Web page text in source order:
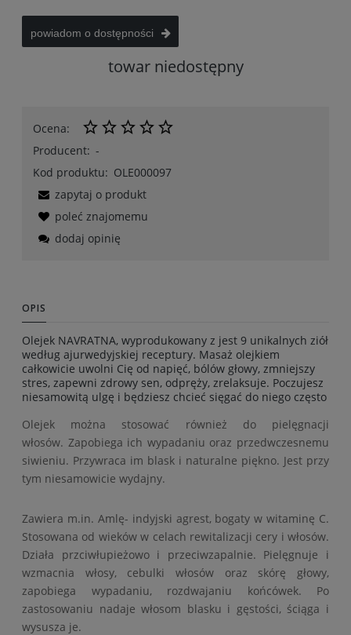
powiadom o dostępności
towar niedostępny
Ocena:
Producent: -
Kod produktu: OLE000097
zapytaj o produkt
poleć znajomemu
dodaj opinię
OPIS
Olejek NAVRATNA, wyprodukowany z jest 9 unikalnych ziół
według ajurwedyjskiej receptury. Masaż olejkiem
całkowicie uwolni Cię od napięć, bólów głowy, zmniejszy
stres, zapewni zdrowy sen, odpręży, zrelaksuje. Poczujesz
niesamowitą ulgę i będziesz chcieć sięgać do niego często
Olejek można stosować również do pielęgnacji
włosów. Zapobiega ich wypadaniu oraz przedwczesnemu
siwieniu. Przywraca im blask i naturalne piękno. Jest przy
tym niesamowicie wydajny.
Zawiera m.in. Amlę- indyjski agrest, bogaty w witaminę C.
Stosowana od wieków w celach rewitalizacji cery i włosów.
Działa przciwłupieżowo i przeciwzapalnie. Pielęgnuje i
wzmacnia włosy, cebulki włosów oraz skórę głowy,
zapobiega wypadaniu, rozdwajaniu końcówek. Po
zastosowaniu nadaje włosom blasku i gęstości, ściąga i
wysusza je.